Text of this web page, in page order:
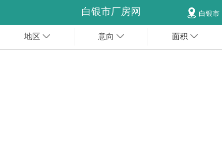
白银市厂房网 白银市
地区 意向 面积